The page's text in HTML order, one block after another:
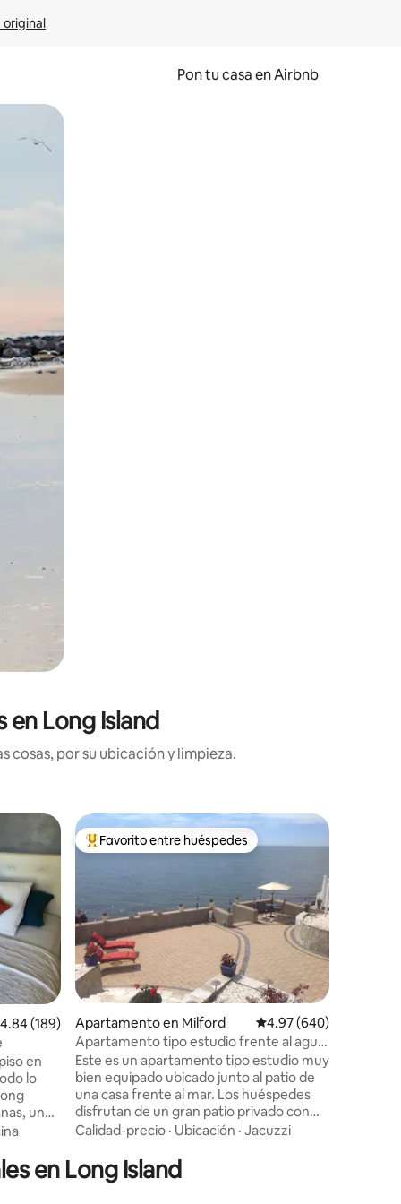
original
Pon tu casa en Airbnb
desliza el dedo.
Long Island
cosas, por su ubicación y limpieza.
promedio: 4.84 de 5, 189 reseñas
4.84 (189)
en
lo
de
Favorito entre huéspedes preferido
Favorito entre huéspedes
Apartamento en Milford Calificación promedio:
4.97 (640)
Apartamento tipo estudio frente al agua
con chimenea.
Este es un apartamento tipo estudio muy
bien equipado ubicado junto al patio de
una casa frente al mar. Los huéspedes
disfrutan de un gran patio privado con
vistas panorámicas al estrecho de Long
aparcamiento fuera de la vía pública. ¡Las
increíbles vistas y comodidades hacen de
Calidad-precio · Ubicación · Jacuzzi
en Long Island